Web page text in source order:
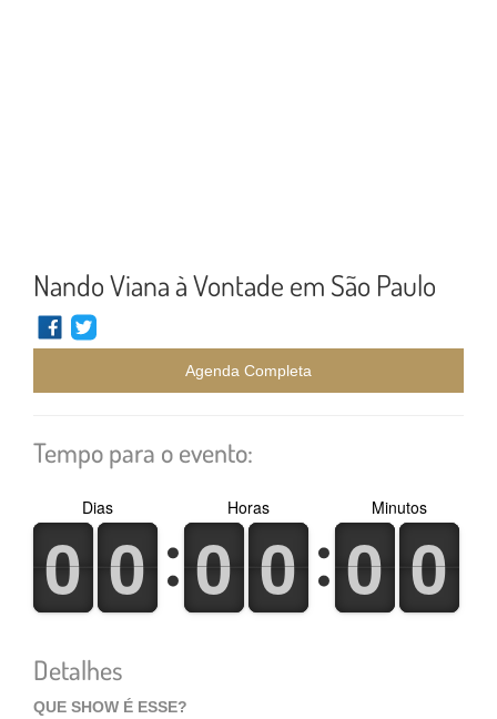
Nando Viana à Vontade em São Paulo
Agenda Completa
Tempo para o evento:
0
0
1
1 0
0
1
1
Dias
0
0
1
1 0
0
1
1
Horas
0
0
1
1 0
0
1
1
Minutos
Detalhes
QUE SHOW É ESSE?